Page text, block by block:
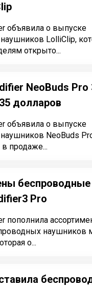
объявила о выпуске
LolliClip,
открыто...
NeoBuds Pro
долларов
объявила о выпуске
NeoBuds
продаже...
беспроводные
Pro
пополнила
наушников
о...